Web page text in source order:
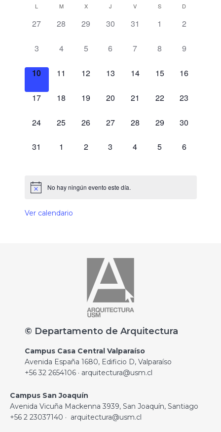
Calendario
de
Eventos
L M X J V S D
0 eventos,
27 0 eventos,
28 0 eventos,
29 0 eventos,
30 0 eventos,
31 0 eventos,
1 0 eventos,
2
0 eventos,
3 0 eventos,
4 0 eventos,
5 0 eventos,
6 0 eventos,
7 0 eventos,
8 0 eventos,
9
0 eventos,
10 0 eventos,
11 0 eventos,
12 0 eventos,
13 0 eventos,
14 0 eventos,
15 0 eventos,
16
0 eventos,
17 0 eventos,
18 0 eventos,
19 0 eventos,
20 0 eventos,
21 0 eventos,
22 0 eventos,
23
0 eventos,
24 0 eventos,
25 0 eventos,
26 0 eventos,
27 0 eventos,
28 0 eventos,
29 0 eventos,
30
0 eventos,
31 0 eventos,
1 0 eventos,
2 0 eventos,
3 0 eventos,
4 0 eventos,
5 0 eventos,
6
No hay ningún evento este día.
Ver calendario
© Departamento de Arquitectura
Campus Casa Central Valparaíso
Avenida España 1680, Edificio D, Valparaíso
+56 32 2654106 · arquitectura@usm.cl
Campus San Joaquín
Avenida Vicuña Mackenna 3939, San Joaquín, Santiago
+56 2 23037140 · arquitectura@usm.cl